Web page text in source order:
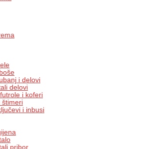
i delovi
delovi
i koferi
štimeri
i inbusi
pribor